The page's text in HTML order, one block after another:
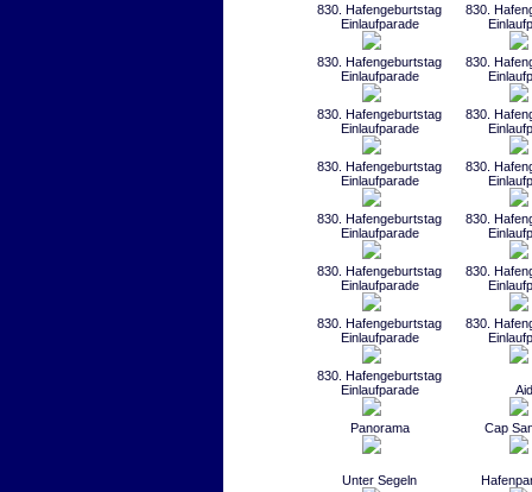
830. Hafengeburtstag
Einlaufparade
830.
830. Hafengeburtstag
Einlaufparade
830.
830. Hafengeburtstag
Einlaufparade
830.
830. Hafengeburtstag
Einlaufparade
830.
830. Hafengeburtstag
Einlaufparade
830.
830. Hafengeburtstag
Einlaufparade
830.
830. Hafengeburtstag
Einlaufparade
830.
830. Hafengeburtstag
Einlaufparade
Panorama Cap
Unter Segeln